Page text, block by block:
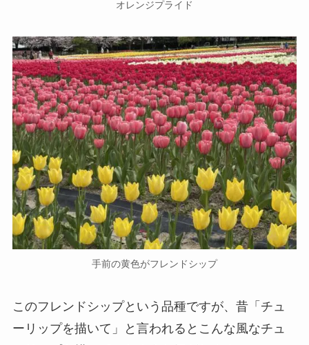
オレンジプライド
手前の黄色がフレンドシップ
このフレンドシップという品種ですが、昔「チュ
ーリップを描いて」と言われるとこんな風なチュ